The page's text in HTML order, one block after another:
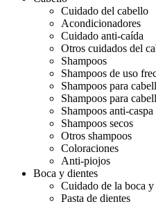
Cuidado del cabello
Acondicionadores
Cuidado anti-caída
Otros cuidados del
Shampoos
Shampoos de uso
Shampoos para
Shampoos para
Shampoos anti-caspa
Shampoos secos
Otros shampoos
Coloraciones
Anti-piojos
Boca y dientes
Cuidado de la boca y
Pasta de dientes